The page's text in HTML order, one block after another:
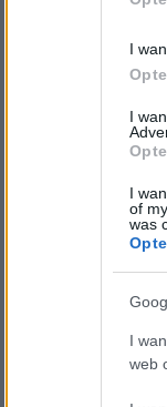
I
I
I
of
was
I
web